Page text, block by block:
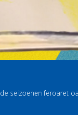
seizoenen feroaret